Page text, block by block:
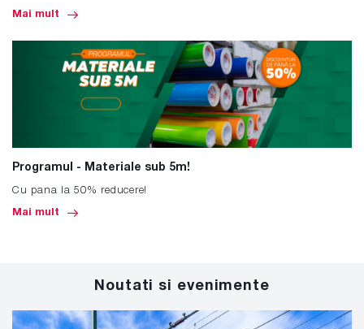
Mai mult
Programul - Materiale sub 5m!
Cu pana la 50% reducere!
Mai mult
Noutati si evenimente